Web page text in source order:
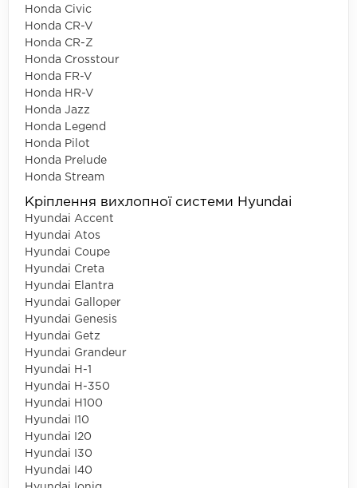
Honda Civic
Honda CR-V
Honda CR-Z
Honda Crosstour
Honda FR-V
Honda HR-V
Honda Jazz
Honda Legend
Honda Pilot
Honda Prelude
Honda Stream
Кріплення вихлопної системи Hyundai
Hyundai Accent
Hyundai Atos
Hyundai Coupe
Hyundai Creta
Hyundai Elantra
Hyundai Galloper
Hyundai Genesis
Hyundai Getz
Hyundai Grandeur
Hyundai H-1
Hyundai H-350
Hyundai H100
Hyundai I10
Hyundai I20
Hyundai I30
Hyundai I40